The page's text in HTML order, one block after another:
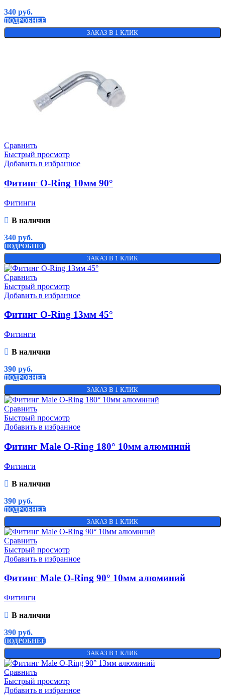
340 руб.
ПОДРОБНЕЕ
ЗАКАЗ В 1 КЛИК
Сравнить
Быстрый просмотр
Добавить в избранное
Фитинг O-Ring 10мм 90°
Фитинги
В наличии
340 руб.
ПОДРОБНЕЕ
ЗАКАЗ В 1 КЛИК
Сравнить
Быстрый просмотр
Добавить в избранное
Фитинг O-Ring 13мм 45°
Фитинги
В наличии
390 руб.
ПОДРОБНЕЕ
ЗАКАЗ В 1 КЛИК
Сравнить
Быстрый просмотр
Добавить в избранное
Фитинг Male O-Ring 180° 10мм алюминий
Фитинги
В наличии
390 руб.
ПОДРОБНЕЕ
ЗАКАЗ В 1 КЛИК
Сравнить
Быстрый просмотр
Добавить в избранное
Фитинг Male O-Ring 90° 10мм алюминий
Фитинги
В наличии
390 руб.
ПОДРОБНЕЕ
ЗАКАЗ В 1 КЛИК
Сравнить
Быстрый просмотр
Добавить в избранное